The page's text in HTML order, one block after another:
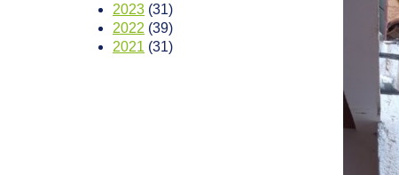
2023 (31)
2022 (39)
2021 (31)